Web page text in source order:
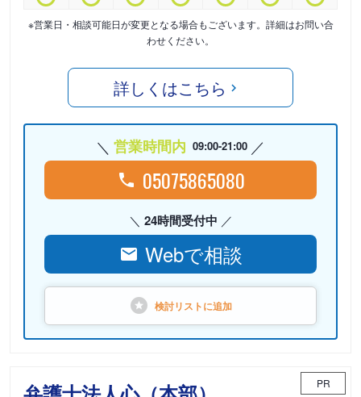
※営業日・相談可能日が変更となる場合もございます。詳細はお問い合
わせください。
詳しくはこちら
営業時間内 09:00-21:00
05075865080
24時間受付中
Webで相談
検討リストに追加
PR